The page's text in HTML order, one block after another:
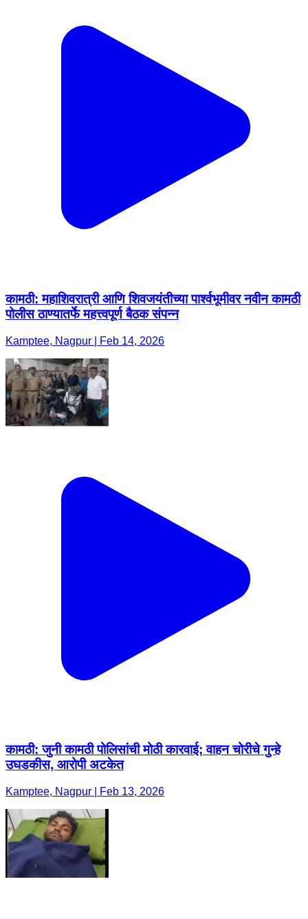
कामठी: महाशिवरात्री आणि शिवजयंतीच्या पार्श्वभूमीवर नवीन कामठी
पोलीस ठाण्यातर्फे महत्त्वपूर्ण बैठक संपन्न ​
Kamptee, Nagpur | Feb 14, 2026
कामठी: जुनी कामठी पोलिसांची मोठी कारवाई; वाहन चोरीचे गुन्हे
उघडकीस, आरोपी अटकेत ​
Kamptee, Nagpur | Feb 13, 2026